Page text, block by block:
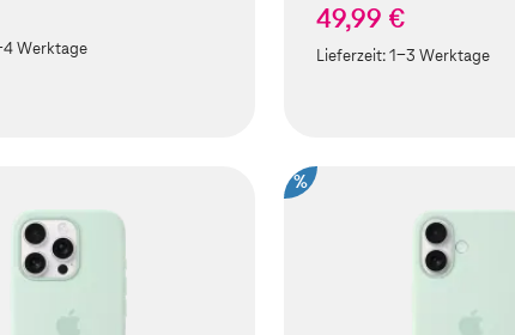
Werktage
49,99 €
Lieferzeit:1-3 Werktage
%